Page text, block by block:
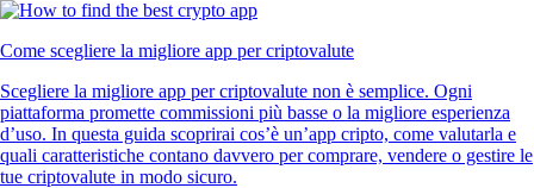
Come scegliere la migliore app per criptovalute
Scegliere la migliore app per criptovalute non è semplice. Ogni
piattaforma promette commissioni più basse o la migliore esperienza
d’uso. In questa guida scoprirai cos’è un’app cripto, come valutarla e
quali caratteristiche contano davvero per comprare, vendere o gestire le
tue criptovalute in modo sicuro.